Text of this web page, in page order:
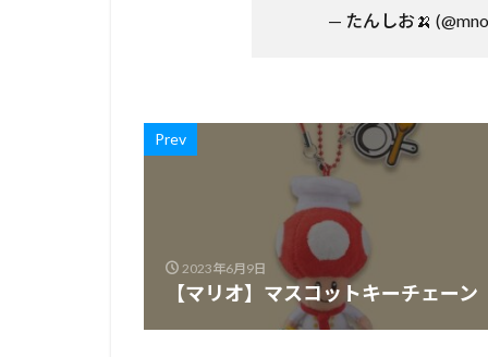
— たんしお🍌
Prev
2023年6月9日
【マリオ】マスコットキーチェーン